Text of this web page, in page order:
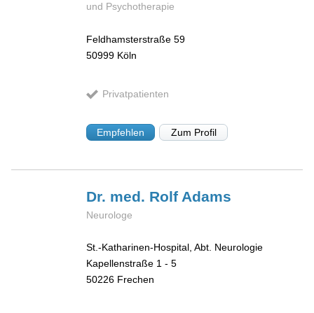
und Psychotherapie
Feldhamsterstraße 59
50999 Köln
Privatpatienten
Empfehlen Zum Profil
Dr. med. Rolf Adams
Neurologe
St.-Katharinen-Hospital, Abt. Neurologie
Kapellenstraße 1 - 5
50226 Frechen